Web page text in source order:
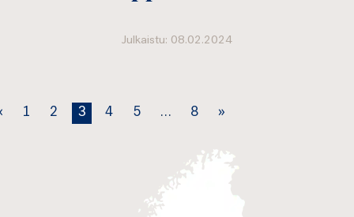
Julkaistu: 08.02.2024
1 2 3 4 5 … 8 »